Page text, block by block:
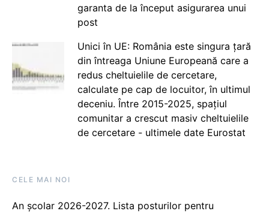
garanta de la început asigurarea unui
post
Unici în UE: România este singura țară
din întreaga Uniune Europeană care a
redus cheltuielile de cercetare,
calculate pe cap de locuitor, în ultimul
deceniu. Între 2015-2025, spațiul
comunitar a crescut masiv cheltuielile
de cercetare - ultimele date Eurostat
CELE MAI NOI
An școlar 2026-2027. Lista posturilor pentru